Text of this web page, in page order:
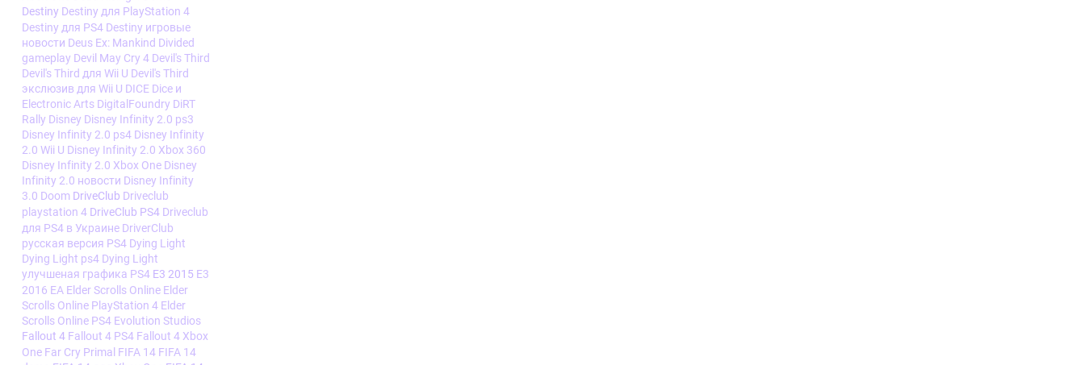
Destiny Destiny для PlayStation 4
Destiny для PS4 Destiny игровые
новости Deus Ex: Mankind Divided
gameplay Devil May Cry 4 Devil's Third
Devil's Third для Wii U Devil's Third
экслюзив для Wii U DICE Dice и
Electronic Arts DigitalFoundry DiRT
Rally Disney Disney Infinity 2.0 ps3
Disney Infinity 2.0 ps4 Disney Infinity
2.0 Wii U Disney Infinity 2.0 Xbox 360
Disney Infinity 2.0 Xbox One Disney
Infinity 2.0 новости Disney Infinity
3.0 Doom DriveClub Driveclub
playstation 4 DriveClub PS4 Driveclub
для PS4 в Украине DriverClub
русская версия PS4 Dying Light
Dying Light ps4 Dying Light
улучшеная графика PS4 E3 2015 E3
2016 EA Elder Scrolls Online Elder
Scrolls Online PlayStation 4 Elder
Scrolls Online PS4 Evolution Studios
Fallout 4 Fallout 4 PS4 Fallout 4 Xbox
One Far Cry Primal FIFA 14 FIFA 14